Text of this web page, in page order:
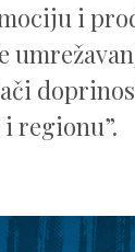
i
regionu”.